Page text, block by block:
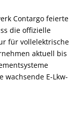
Contargo feierte
die offizielle
für vollelektrische
aktuell bis
E-Lkw-